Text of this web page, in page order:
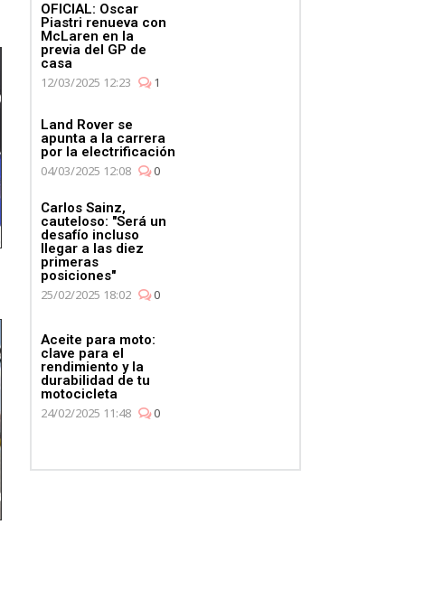
OFICIAL: Oscar
Piastri renueva con
McLaren en la
previa del GP de
casa
12/03/2025 12:23
1
Land Rover se
apunta a la carrera
por la electrificación
04/03/2025 12:08
0
Carlos Sainz,
cauteloso: "Será un
desafío incluso
llegar a las diez
primeras
posiciones"
25/02/2025 18:02
0
Aceite para moto:
clave para el
rendimiento y la
durabilidad de tu
motocicleta
24/02/2025 11:48
0